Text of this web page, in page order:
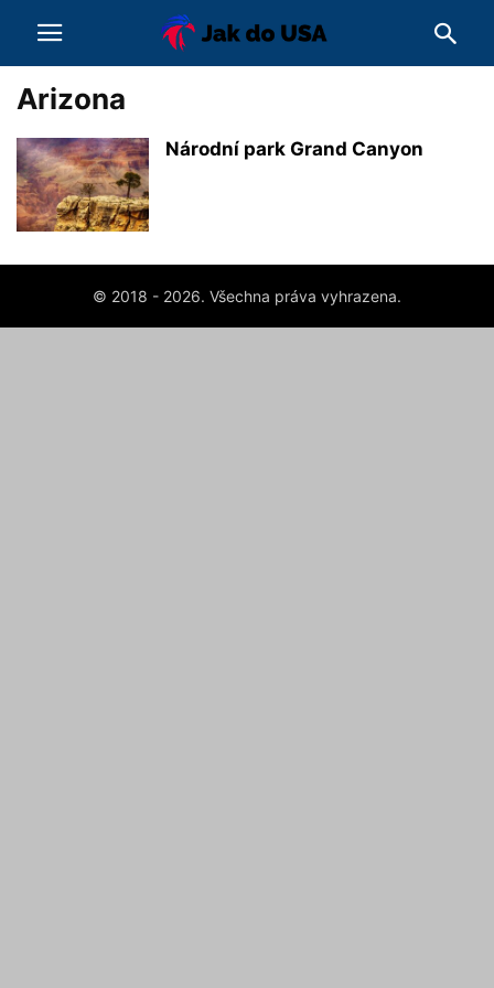
Arizona
Národní park Grand Canyon
© 2018 - 2026. Všechna práva vyhrazena.